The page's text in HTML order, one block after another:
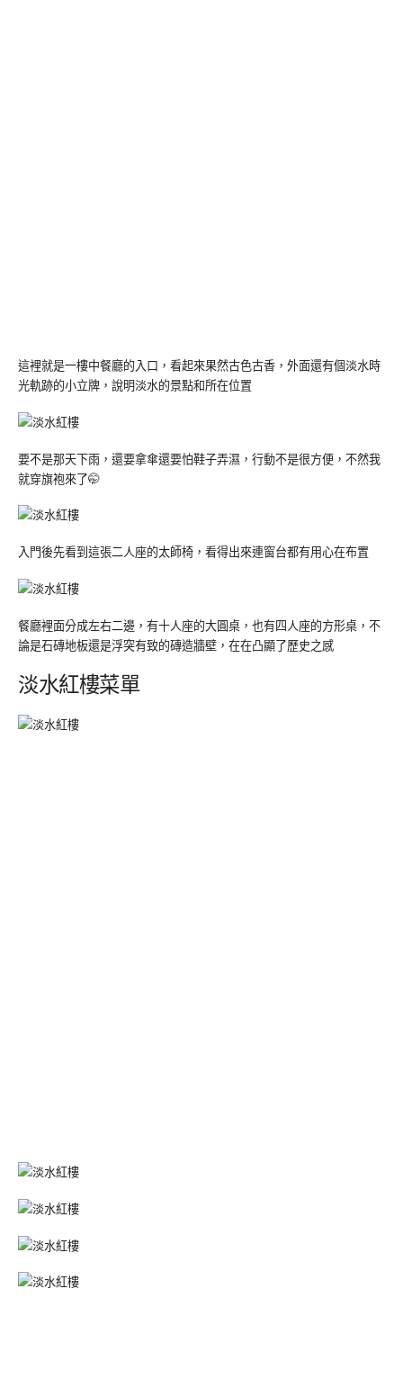
這裡就是一樓中餐廳的入口，看起來果然古色古香，外面還有個淡水時
光軌跡的小立牌，說明淡水的景點和所在位置
要不是那天下雨，還要拿傘還要怕鞋子弄濕，行動不是很方便，不然我
就穿旗袍來了🤭
入門後先看到這張二人座的太師椅，看得出來連窗台都有用心在布置
餐廳裡面分成左右二邊，有十人座的大圓桌，也有四人座的方形桌，不
論是石磚地板還是浮突有致的磚造牆壁，在在凸顯了歷史之感
淡水紅樓菜單